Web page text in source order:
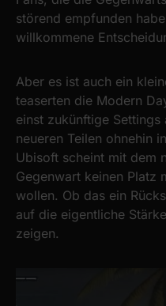
störend empfunden
willkommene
Aber es ist auch ein
teaserten die Modern
einst zukünftige
neueren Teilen ohnehin
Ubisoft scheint mit dem
Gegenwart keinen Platz
wollen. Ob das ein
auf die eigentliche
zeigen.